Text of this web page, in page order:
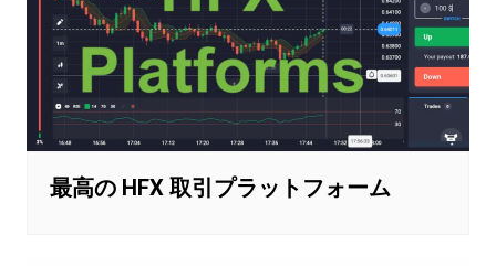
最高の HFX 取引プラットフォーム